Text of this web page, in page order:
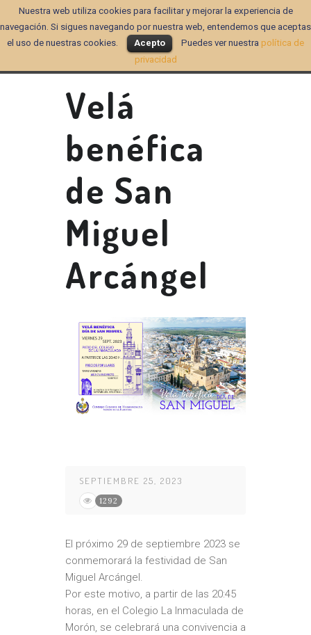
Velá
benéfica
de San
Miguel
Arcángel
SEPTIEMBRE 25, 2023
1292
El próximo 29 de septiembre 2023 se
conmemorará la festividad de San
Miguel Arcángel.
Por este motivo, a partir de las 20:45
horas, en el Colegio La Inmaculada de
Morón, se celebrará una convivencia a
Nuestra web utiliza cookies para facilitar y mejorar la experiencia de
navegación. Si sigues navegando por nuestra web, entendemos que aceptas
el uso de nuestras cookies.
Acepto Puedes ver nuestra política de
privacidad